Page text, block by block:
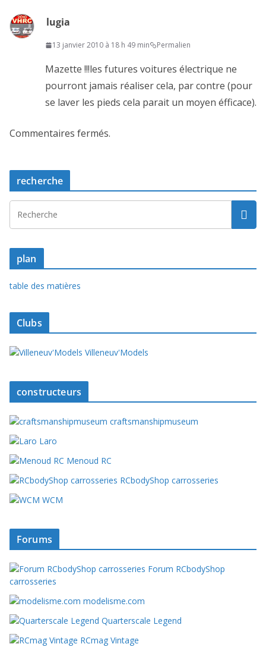
lugia
13 janvier 2010 à 18 h 49 min Permalien
Mazette !!!les futures voitures électrique ne
pourront jamais réaliser cela, par contre (pour
se laver les pieds cela parait un moyen éfficace).
Commentaires fermés.
recherche
plan
table des matières
Clubs
Villeneuv'Models
constructeurs
craftsmanshipmuseum
Laro
Menoud RC
RCbodyShop carrosseries
WCM
Forums
Forum RCbodyShop
carrosseries
modelisme.com
Quarterscale Legend
RCmag Vintage